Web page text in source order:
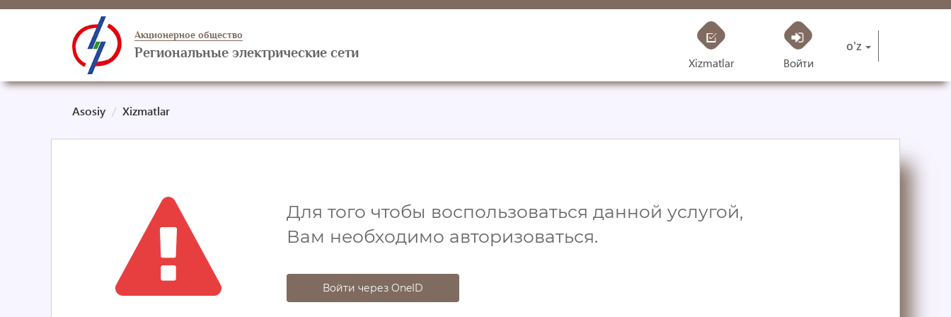
Акционерное общество
Региональные электрические сети
Войти
Xizmatlar
o'z
Asosiy Xizmatlar
Для того чтобы воспользоваться данной услугой,
Вам необходимо авторизоваться.
Войти через OneID